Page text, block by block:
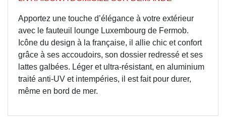
Apportez une touche d’élégance à votre extérieur
avec le fauteuil lounge Luxembourg de Fermob.
Icône du design à la française, il allie chic et confort
grâce à ses accoudoirs, son dossier redressé et ses
lattes galbées. Léger et ultra-résistant, en aluminium
traité anti-UV et intempéries, il est fait pour durer,
même en bord de mer.